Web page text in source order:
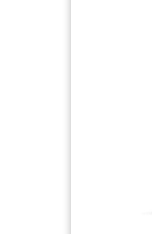
douce
une
Silver Cloth
prendre
Montres et
Art de la